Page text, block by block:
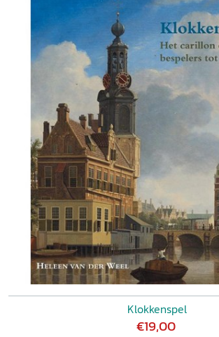
Klokkenspel
€19,00